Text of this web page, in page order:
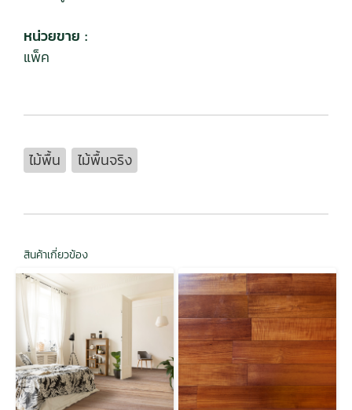
หน่วยขาย :
แพ็ค
ไม้พื้น ไม้พื้นจริง
สินค้าเกี่ยวข้อง